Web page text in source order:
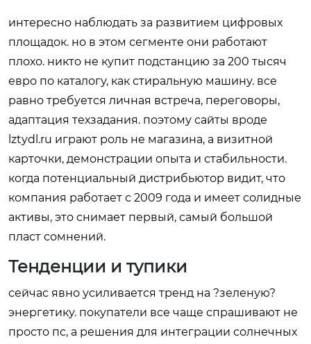
интересно наблюдать за развитием цифровых
площадок. но в этом сегменте они работают
плохо. никто не купит подстанцию за 200 тысяч
евро по каталогу, как стиральную машину. все
равно требуется личная встреча, переговоры,
адаптация техзадания. поэтому сайты вроде
lztydl.ru играют роль не магазина, а визитной
карточки, демонстрации опыта и стабильности.
когда потенциальный дистрибьютор видит, что
компания работает с 2009 года и имеет солидные
активы, это снимает первый, самый большой
пласт сомнений.
Тенденции и тупики
сейчас явно усиливается тренд на ?зеленую?
энергетику. покупатели все чаще спрашивают не
просто пс, а решения для интеграции солнечных